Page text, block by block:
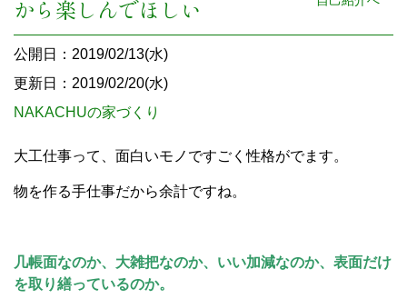
から楽しんでほしい
公開日：2019/02/13(水)
更新日：2019/02/20(水)
NAKACHUの家づくり
大工仕事って、面白いモノですごく性格がでます。
物を作る手仕事だから余計ですね。
几帳面なのか、大雑把なのか、いい加減なのか、表面だけ
を取り繕っているのか。